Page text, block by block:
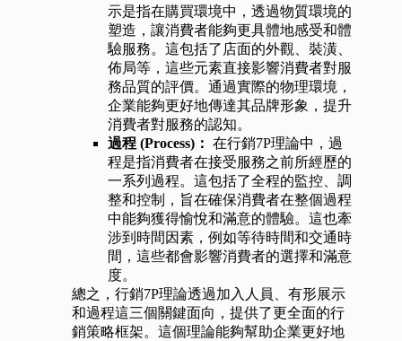
示是指在購買環境中，透過物質環境的
塑造，讓消費者能夠更具體地感受和體
驗服務。這包括了店面的外觀、裝潢、
佈局等，這些元素直接影響消費者對服
務品質的評價。通過實際的物理環境，
企業能夠更好地傳達其品牌形象，提升
消費者對服務的認知。
過程 (Process)： 在行銷7P理論中，過
程是指消費者在接受服務之前所經歷的
一系列過程。這包括了全程的監控、調
整和控制，旨在確保消費者在整個過程
中能夠獲得愉悅和滿意的體驗。這也牽
涉到時間因素，例如等待時間和交通時
間，這些都會影響消費者的選擇和滿意
度。
總之，行銷7P理論透過加入人員、有形展示
和過程這三個關鍵面向，提供了更全面的行
銷策略框架。這個理論能夠幫助企業更好地